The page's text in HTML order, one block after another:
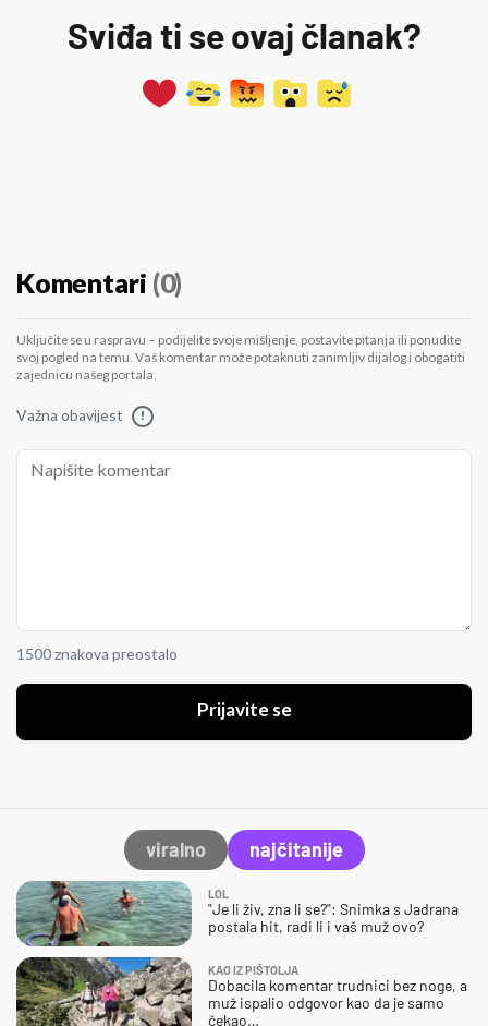
Sviđa ti se ovaj članak?
Komentari (0)
Uključite se u raspravu – podijelite svoje mišljenje, postavite pitanja ili ponudite
svoj pogled na temu. Vaš komentar može potaknuti zanimljiv dijalog i obogatiti
zajednicu našeg portala.
Važna obavijest !
1500 znakova preostalo
Prijavite se
viralno najčitanije
LOL
"Je li živ, zna li se?": Snimka s Jadrana
postala hit, radi li i vaš muž ovo?
KAO IZ PIŠTOLJA
Dobacila komentar trudnici bez noge, a
muž ispalio odgovor kao da je samo
čekao…